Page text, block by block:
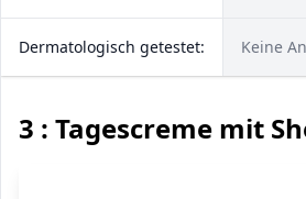
Dermatologisch getestet: Keine
3 : Tagescreme mit